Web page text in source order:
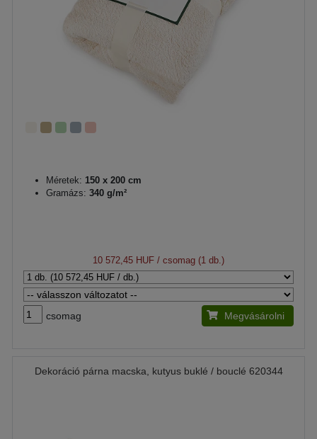
Méretek: 150 x 200 cm
Gramázs: 340 g/m²
10 572,45 HUF / csomag (1 db.)
csomag Megvásárolni
Dekoráció párna macska, kutyus buklé / bouclé 620344